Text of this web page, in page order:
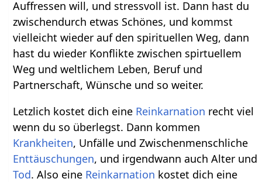
Auffressen will, und stressvoll ist. Dann hast du
zwischendurch etwas Schönes, und kommst
vielleicht wieder auf den spirituellen Weg, dann
hast du wieder Konflikte zwischen spirtuellem
Weg und weltlichem Leben, Beruf und
Partnerschaft, Wünsche und so weiter.
Letzlich kostet dich eine Reinkarnation recht viel
wenn du so überlegst. Dann kommen
Krankheiten, Unfälle und Zwischenmenschliche
Enttäuschungen, und irgendwann auch Alter und
Tod. Also eine Reinkarnation kostet dich eine